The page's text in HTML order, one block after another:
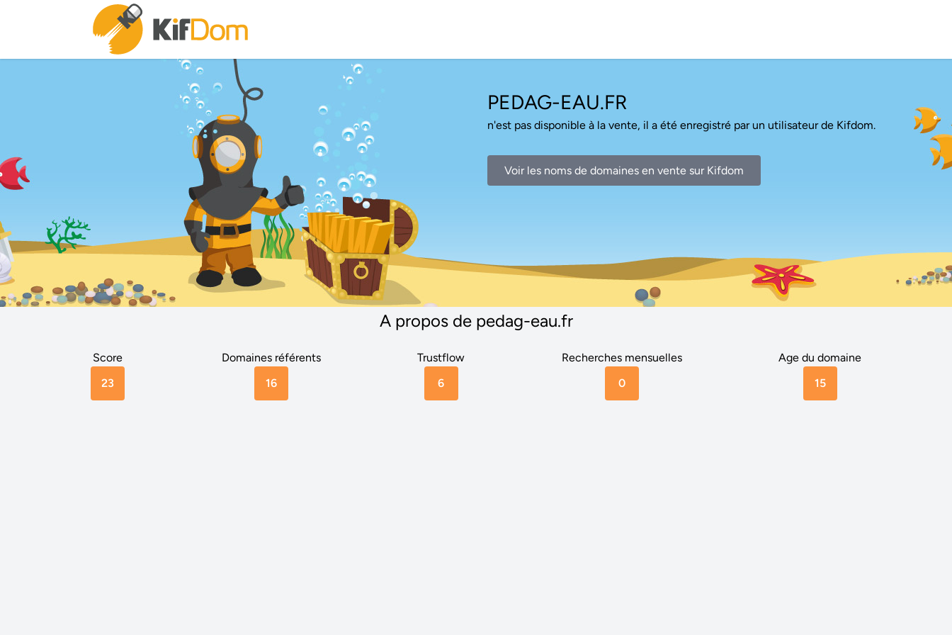
PEDAG-EAU.FR
n'est pas disponible à la vente, il a été enregistré par un utilisateur de Kifdom.
Voir les noms de domaines en vente sur Kifdom
A propos de pedag-eau.fr
Score
23
Domaines référents
16
Trustflow
6
Recherches mensuelles
0
Age du domaine
15